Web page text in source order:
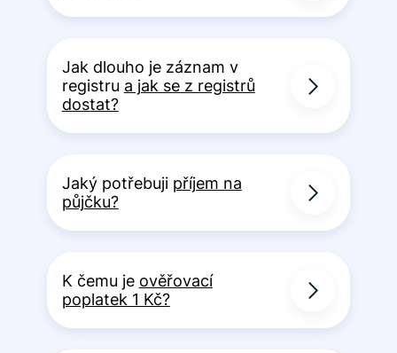
Jak dlouho je záznam v
registru a jak se z registrů
dostat?
Jaký potřebuji příjem na
půjčku?
K čemu je ověřovací
poplatek 1 Kč?